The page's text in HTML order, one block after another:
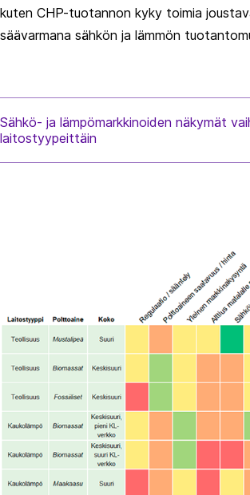
kuten CHP-tuotannon kyky toimia
säävarmana sähkön ja lämmön
Sähkö- ja lämpömarkkinoiden näkymät
laitostyypeittäin